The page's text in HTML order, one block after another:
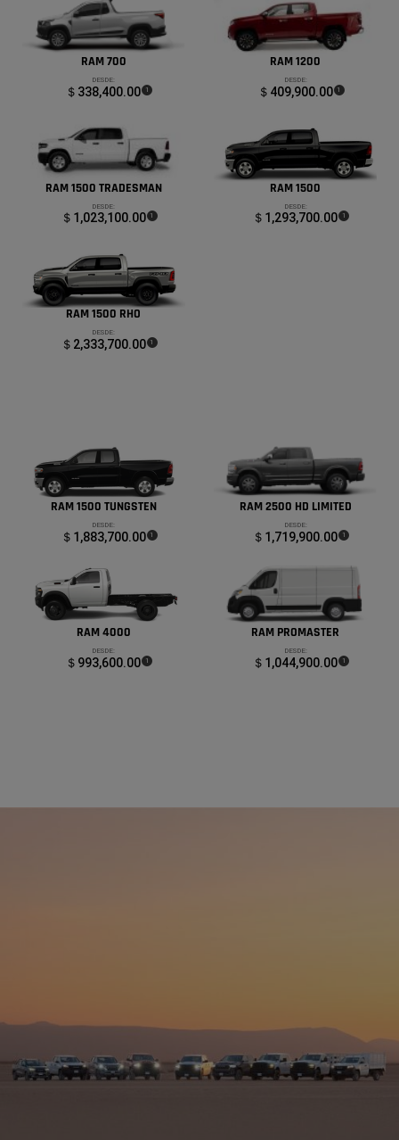
RAM 700
DESDE:
＄338,400.00 (
Disclosure
1 )
RAM 1200
DESDE:
＄409,900.00 (
Disclosure
1 )
RAM 1500 TRADESMAN
DESDE:
＄1,023,100.00 (
Disclosure
1 )
RAM 1500
DESDE:
＄1,293,700.00 (
Disclosure
1 )
RAM 1500 RHO
DESDE:
＄2,333,700.00 (
Disclosure
1)
RAM 1500 TUNGSTEN
DESDE:
＄1,883,700.00 (
Disclosure
1 )
RAM 2500 HD LIMITED
DESDE:
＄1,719,900.00 (
Disclosure
1 )
RAM 4000
DESDE:
＄993,600.00 (
Disclosure
1 )
RAM PROMASTER
DESDE:
＄1,044,900.00 (
Disclosure
1 )